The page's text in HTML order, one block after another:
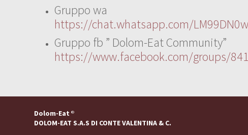
Gruppo wa
https://chat.whatsapp.com/
Gruppo fb ” Dolom-Eat Community”
https://www.facebook.com/groups/
Dolom-Eat ®
DOLOM-EAT S.A.S DI CONTE VALENTINA & C.